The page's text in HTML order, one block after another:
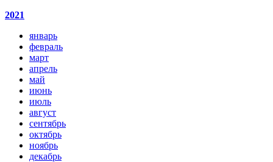
2021
январь
февраль
март
апрель
май
июнь
июль
август
сентябрь
октябрь
ноябрь
декабрь